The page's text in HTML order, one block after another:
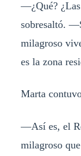
—¿Qué?
sobresaltó.
milagroso
es la zona
Marta
—Así es, el
milagroso